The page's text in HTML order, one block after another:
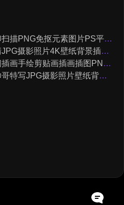
免抠元素图片PS平面装饰设计素材
影照片4K壁纸背景插图设计素材
剪贴画插画插图PNG免扣AI矢量素材
摄影照片壁纸背景图片插图设计素材